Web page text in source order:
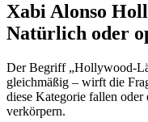
Xabi Alonso
Natürlich oder
Der Begriff „Hollywood-
gleichmäßig – wirft die
diese Kategorie fallen oder
verkörpern.